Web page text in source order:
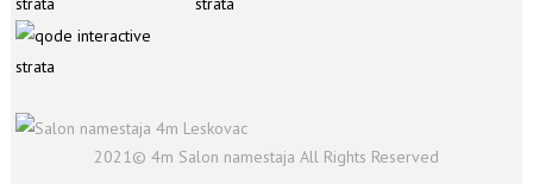
2021© 4m Salon namestaja All Rights Reserved